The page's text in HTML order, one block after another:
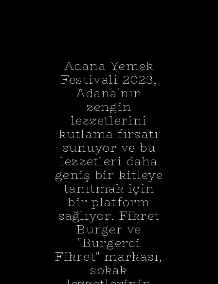
Adana Yemek
Festivali 2023,
Adana'nın
zengin
lezzetlerini
kutlama fırsatı
sunuyor ve bu
lezzetleri daha
geniş bir kitleye
tanıtmak için
bir platform
sağlıyor. Fikret
Burger ve
"Burgerci
Fikret" markası,
sokak